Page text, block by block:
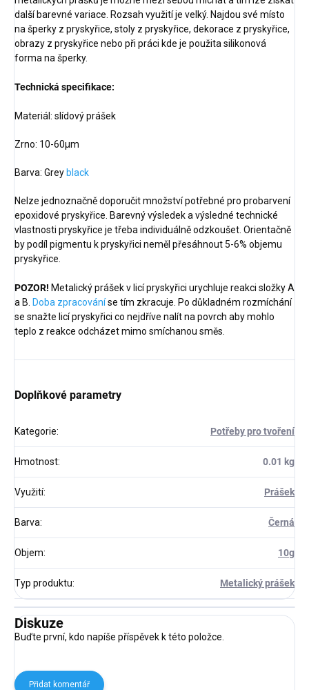
další barevné variace. Rozsah využití je velký. Najdou své místo
na šperky z pryskyřice, stoly z pryskyřice, dekorace z pryskyřice,
obrazy z pryskyřice nebo při práci kde je použita silikonová
forma na šperky.
Technická specifikace:
Materiál: slídový prášek
Zrno: 10-60μm
Barva: Grey black
Nelze jednoznačně doporučit množství potřebné pro probarvení
epoxidové pryskyřice. Barevný výsledek a výsledné technické
vlastnosti pryskyřice je třeba individuálně odzkoušet. Orientačně
by podíl pigmentu k pryskyřici neměl přesáhnout 5-6% objemu
pryskyřice.
POZOR! Metalický prášek v licí pryskyřici urychluje reakci složky A
a B. Doba zpracováníse tím zkracuje. Po důkladném rozmíchání
se snažte licí pryskyřici co nejdříve nalít na povrch aby mohlo
teplo z reakce odcházet mimo smíchanou směs.
Doplňkové parametry
Kategorie: Potřeby pro tvoření
Hmotnost: 0.01 kg
Využití: Prášek
Barva: Černá
Objem: 10g
Typ produktu: Metalický prášek
Diskuze
Buďte první, kdo napíše příspěvek k této položce.
Přidat komentář